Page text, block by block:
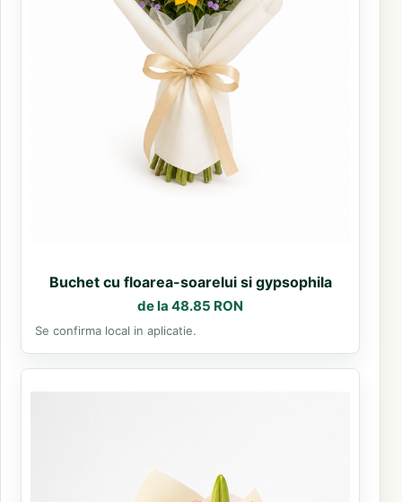
Buchet cu floarea-soarelui si gypsophila
de la 48.85 RON
Se confirma local in aplicatie.